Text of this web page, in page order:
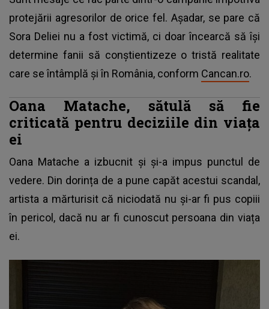
protejării agresorilor de orice fel. Așadar, se pare că
Sora Deliei nu a fost victimă, ci doar încearcă să își
determine fanii să conștientizeze o tristă realitate
care se întâmplă și în România, conform Cancan.ro.
Oana Matache, sătulă să fie
criticată pentru deciziile din viața
ei
Oana Matache a izbucnit și și-a impus punctul de
vedere. Din dorința de a pune capăt acestui scandal,
artista a mărturisit că niciodată nu și-ar fi pus copiii
în pericol, dacă nu ar fi cunoscut persoana din viața
ei.